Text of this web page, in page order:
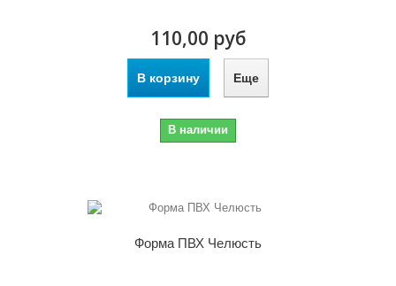
110,00 руб
В корзину Еще
В наличии
Форма ПВХ Челюсть